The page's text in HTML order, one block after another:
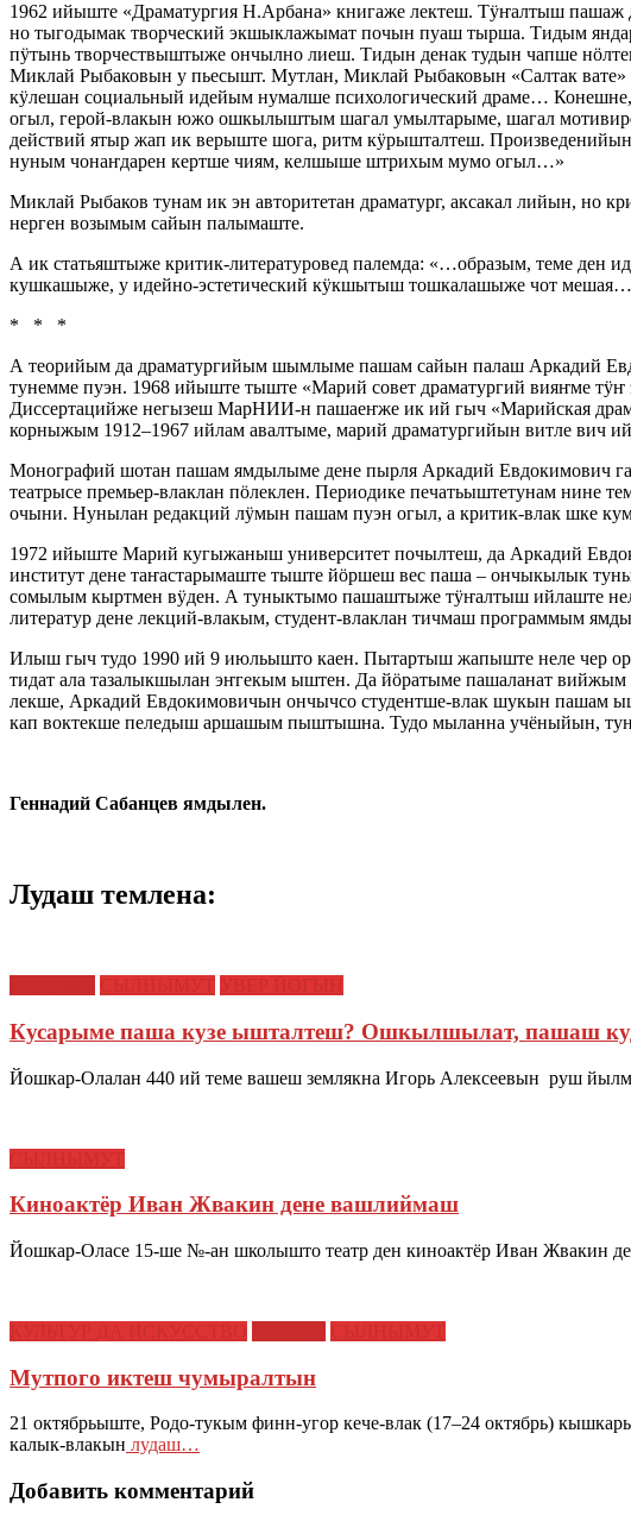
1962 ийыште «Драматургия Н.Арбана» книгаже лектеш. Тӱҥалтыш
но тыгодымак творческий экшыклажымат почын пуаш тырша. Тидым
пӱтынь творчествыштыже ончылно лиеш. Тидын денак тудын чапше
Миклай Рыбаковын у пьесышт. Мутлан, Миклай Рыбаковын «Салтак
кӱлешан социальный идейым нумалше психологический драме…
огыл, герой-влакын южо ошкылыштым шагал умылтарыме, шагал
действий ятыр жап ик верыште шога, ритм кӱрышталтеш.
нуным чонаҥдарен кертше чиям, келшыше штрихым мумо огыл…»
Миклай Рыбаков тунам ик эн авторитетан драматург, аксакал лийын,
нерген возымым сайын палымаште.
А ик статьяштыже критик-литературовед палемда: «…образым, теме
кушкашыже, у идейно-эстетический кӱкшытыш тошкалашыже чот
* * *
А теорийым да драматургийым шымлыме пашам сайын палаш Аркадий
тунемме пуэн. 1968 ийыште тыште «Марий совет драматургий вияҥме
Диссертацийже негызеш МарНИИ-н пашаеҥже ик ий гыч «Марийская
корныжым 1912–1967 ийлам авалтыме, марий драматургийын витле
Монографий шотан пашам ямдылыме дене пырля Аркадий Евдокимович
театрысе премьер-влаклан пӧлеклен. Периодике печатьыштетунам
очыни. Нунылан редакций лӱмын пашам пуэн огыл, а критик-влак
1972 ийыште Марий кугыжаныш университет почылтеш, да Аркадий
институт дене таҥастарымаште тыште йӧршеш вес паша – ончыкылык
сомылым кыртмен вӱден. А туныктымо пашаштыже тӱҥалтыш ийлаште
литератур дене лекций-влакым, студент-влаклан тичмаш программым
Илыш гыч тудо 1990 ий 9 июльышто каен. Пытартыш жапыште неле чер
тидат ала тазалыкшылан эҥгекым ыштен. Да йӧратыме пашаланат
лекше, Аркадий Евдокимовичын ончычсо студентше-влак шукын
кап воктекше пеледыш аршашым пыштышна. Тудо мыланна учёныйын,
Геннадий Сабанцев ямдылен.
Лудаш темлена:
Кусарыме паша кузе ышталтеш? Ошкылшылат, пашаш
Йошкар-Олалан 440 ий теме вашеш землякна Игорь Алексеевын руш
Киноактёр Иван Жвакин дене вашлиймаш
Йошкар-Оласе 15-ше №-ан школышто театр ден киноактёр Иван Жвакин
Мутпого иктеш чумыралтын
21 октябрьыште, Родо-тукым финн-угор кече-влак (17–24 октябрь)
калык-влакын лудаш…
Добавить комментарий